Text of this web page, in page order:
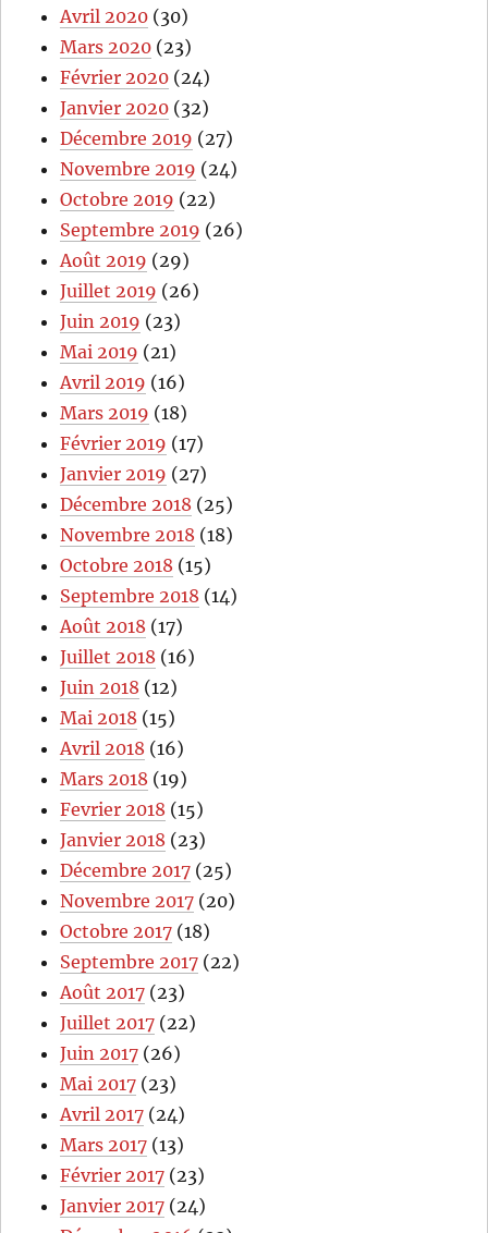
Avril 2020 (30)
Mars 2020 (23)
Février 2020 (24)
Janvier 2020 (32)
Décembre 2019 (27)
Novembre 2019 (24)
Octobre 2019 (22)
Septembre 2019 (26)
Août 2019 (29)
Juillet 2019 (26)
Juin 2019 (23)
Mai 2019 (21)
Avril 2019 (16)
Mars 2019 (18)
Février 2019 (17)
Janvier 2019 (27)
Décembre 2018 (25)
Novembre 2018 (18)
Octobre 2018 (15)
Septembre 2018 (14)
Août 2018 (17)
Juillet 2018 (16)
Juin 2018 (12)
Mai 2018 (15)
Avril 2018 (16)
Mars 2018 (19)
Fevrier 2018 (15)
Janvier 2018 (23)
Décembre 2017 (25)
Novembre 2017 (20)
Octobre 2017 (18)
Septembre 2017 (22)
Août 2017 (23)
Juillet 2017 (22)
Juin 2017 (26)
Mai 2017 (23)
Avril 2017 (24)
Mars 2017 (13)
Février 2017 (23)
Janvier 2017 (24)